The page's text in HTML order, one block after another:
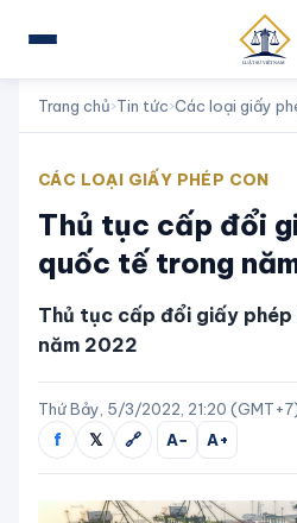
Trang chủ›Tin tức›Các loại giấy
CÁC LOẠI GIẤY PHÉP CON
Thủ tục cấp đổi
quốc tế trong
Thủ tục cấp đổi giấy
năm 2022
Thứ Bảy, 5/3/2022, 21:20
f 𝕏 🔗 A− A+